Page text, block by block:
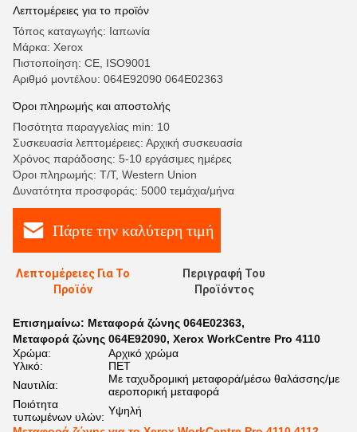
Λεπτομέρειες για το προϊόν
Τόπος καταγωγής: Ιαπωνία
Μάρκα: Xerox
Πιστοποίηση: CE, ISO9001
Αριθμό μοντέλου: 064E92090 064E02363
Όροι πληρωμής και αποστολής
Ποσότητα παραγγελίας min: 10
Συσκευασία λεπτομέρειες: Αρχική συσκευασία
Χρόνος παράδοσης: 5-10 εργάσιμες ημέρες
Όροι πληρωμής: T/T, Western Union
Δυνατότητα προσφοράς: 5000 τεμάχια/μήνα
Πάρτε την καλύτερη τιμή
Λεπτομέρειες Για Το
Προϊόν
Περιγραφή Του
Προϊόντος
Επισημαίνω: Μεταφορά ζώνης 064E02363,
Μεταφορά ζώνης 064E92090, Xerox WorkCentre Pro 4110
Χρώμα:
Αρχικό χρώμα
Υλικό:
ΠΕΤ
Ναυτιλία:
Με ταχυδρομική μεταφορά/μέσω θαλάσσης/με
αεροπορική μεταφορά
Ποιότητα
τυπωμένων υλών: Υψηλή